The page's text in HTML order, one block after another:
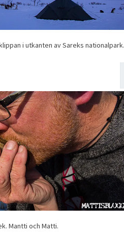
i utkanten av Sareks nationalpark.
Mantti och Matti.